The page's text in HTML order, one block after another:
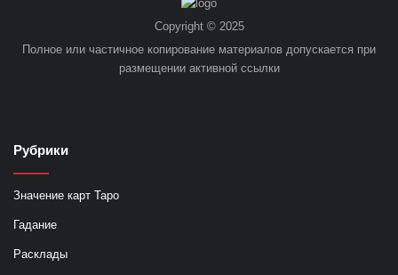
Copyright © 2025
Полное или частичное копирование материалов допускается при
размещении активной ссылки
Рубрики
Значение карт Таро
Гадание
Расклады